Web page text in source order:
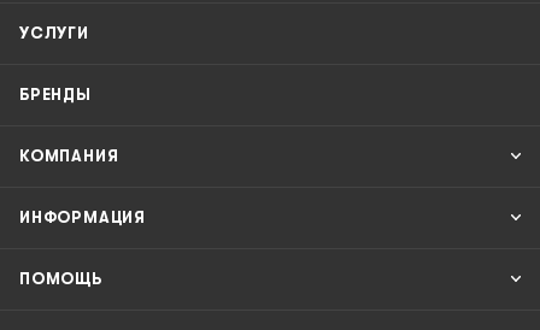
УСЛУГИ
БРЕНДЫ
КОМПАНИЯ
ИНФОРМАЦИЯ
ПОМОЩЬ